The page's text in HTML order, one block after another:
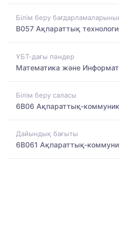
Білім беру
B057 Ақпараттық
ҰБТ-дағы пәндер
Математика және
Білім беру саласы
6B06 Ақпараттық-
Дайындық бағыты
6B061 Ақпараттық-